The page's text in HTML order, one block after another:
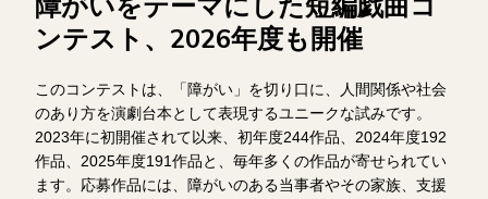
ンテスト、2026年度も開催
このコンテストは、「障がい」を切り口に、人間関係や社会
のあり方を演劇台本として表現するユニークな試みです。
2023年に初開催されて以来、初年度244作品、2024年度192
作品、2025年度191作品と、毎年多くの作品が寄せられてい
ます。応募作品には、障がいのある当事者やその家族、支援